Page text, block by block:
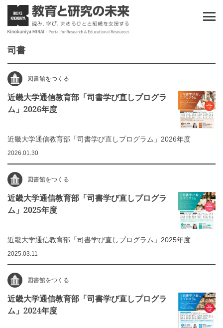
司書
図書館をつくる
近畿大学通信教育部「司書学び直しプログラ
ム」2026年度
近畿大学通信教育部「司書学び直しプログラム」2026年度
2026.01.30
図書館をつくる
近畿大学通信教育部「司書学び直しプログラ
ム」2025年度
近畿大学通信教育部「司書学び直しプログラム」2025年度
2025.03.11
図書館をつくる
近畿大学通信教育部「司書学び直しプログラ
ム」2024年度